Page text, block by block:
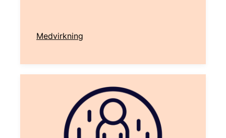
Medvirkning